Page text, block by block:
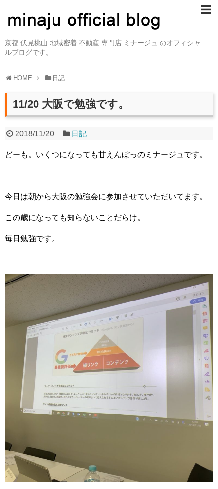
京都 伏見桃山 地域密着 不動産 専門店 ミナージュ のオフィシャ
ルブログです。
HOME 日記
11/20 大阪で勉強です。
2018/11/20 日記
どーも。いくつになっても甘えんぼっのミナージュです。
今日は朝から大阪の勉強会に参加させていただいてます。
この歳になっても知らないことだらけ。
毎日勉強です。